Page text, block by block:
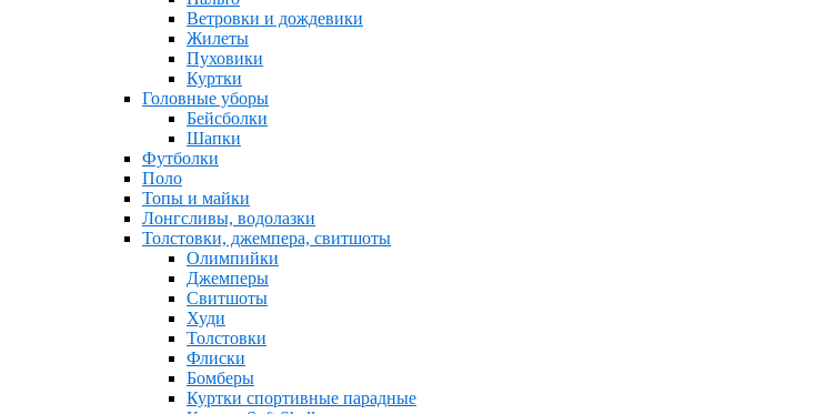
Ветровки и дождевики
Жилеты
Пуховики
Куртки
Головные уборы
Бейсболки
Шапки
Футболки
Поло
Топы и майки
Лонгсливы, водолазки
Толстовки, джемпера, свитшоты
Олимпийки
Джемперы
Свитшоты
Худи
Толстовки
Флиски
Бомберы
Куртки спортивные парадные